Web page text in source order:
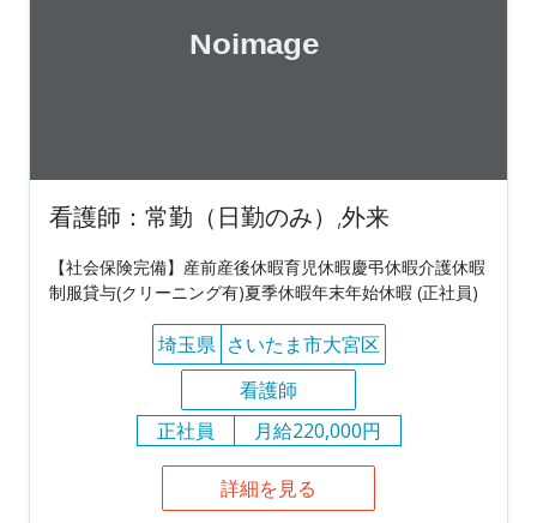
看護師：常勤（日勤のみ）,外来
【社会保険完備】産前産後休暇育児休暇慶弔休暇介護休暇
制服貸与(クリーニング有)夏季休暇年末年始休暇 (正社員)
埼玉県 さいたま市大宮区
看護師
正社員
月給220,000円
詳細を見る